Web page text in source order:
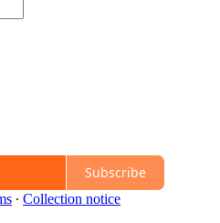
Subscribe
∙ Collection notice